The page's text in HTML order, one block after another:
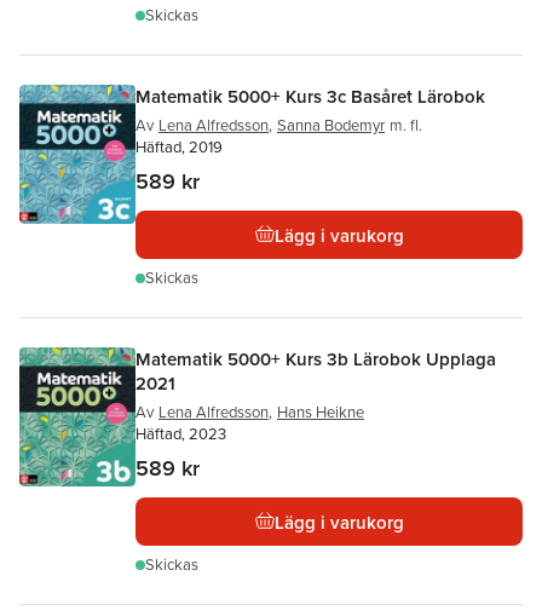
Skickas
Matematik 5000+ Kurs 3c Basåret Lärobok
Av Lena Alfredsson, Sanna Bodemyr m. fl.
Häftad, 2019
589 kr
Lägg i varukorg
Skickas
Matematik 5000+ Kurs 3b Lärobok Upplaga
2021
Av Lena Alfredsson, Hans Heikne
Häftad, 2023
589 kr
Lägg i varukorg
Skickas